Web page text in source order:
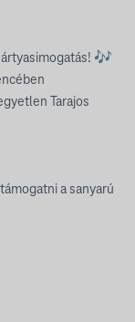
🎶
Tarajos
a sanyarú